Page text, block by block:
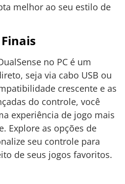
melhor ao seu estilo de
no PC é um
seja via cabo USB ou
crescente e as
do controle, você
experiência de jogo mais
Explore as opções de
seu controle para
de seus jogos favoritos.